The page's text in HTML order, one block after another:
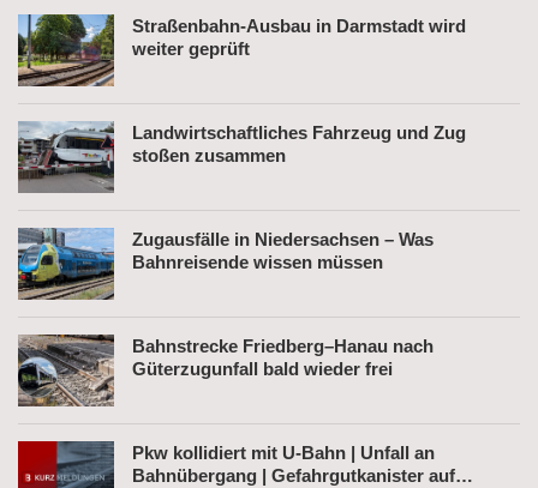
Straßenbahn-Ausbau in Darmstadt wird
weiter geprüft
Landwirtschaftliches Fahrzeug und Zug
stoßen zusammen
Zugausfälle in Niedersachsen – Was
Bahnreisende wissen müssen
Bahnstrecke Friedberg–Hanau nach
Güterzugunfall bald wieder frei
Pkw kollidiert mit U-Bahn | Unfall an
Bahnübergang | Gefahrgutkanister auf